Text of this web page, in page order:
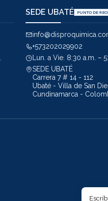
SEDE UBATÉ PUNTO DE
+573202029902
Lun. a Vie. 8:30 a.m. –
SEDE UBATÉ
Carrera 7 # 14 - 112
Ubaté - Villa de San
Cundinamarca -